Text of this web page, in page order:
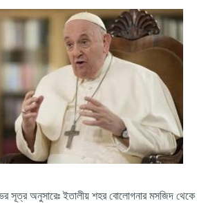
সূত্র অনুসারেঃইতালীয় শহর বোলোগনার মসজিদ থেকে